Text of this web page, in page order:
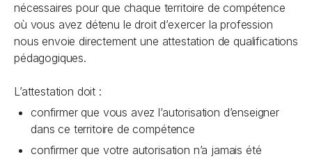
nécessaires pour que chaque territoire de compétence
où vous avez détenu le droit d’exercer la profession
nous envoie directement une attestation de qualifications
pédagogiques.
L’attestation doit :
confirmer que vous avez l’autorisation d’enseigner
dans ce territoire de compétence
confirmer que votre autorisation n’a jamais été